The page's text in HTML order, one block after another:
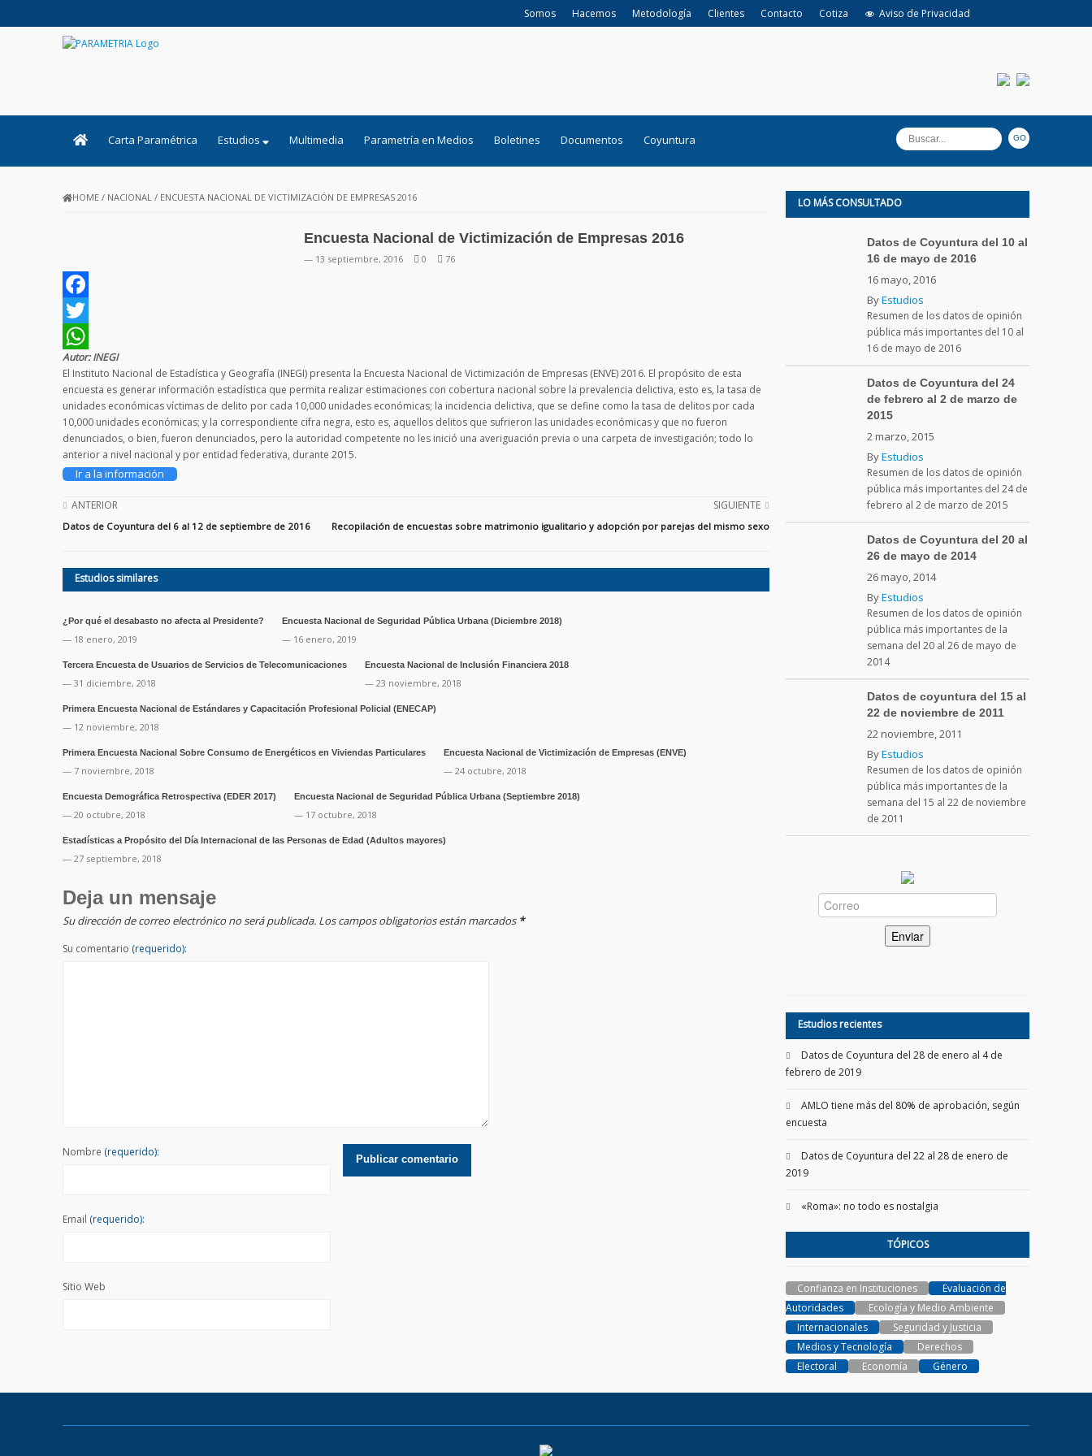
Somos Hacemos Metodología Clientes Contacto Cotiza Aviso de Privacidad
Carta Paramétrica Estudios Multimedia Parametría en Medios Boletines Documentos Coyuntura
HOME / NACIONAL / ENCUESTA NACIONAL DE VICTIMIZACIÓN DE EMPRESAS 2016
Encuesta Nacional de Victimización de Empresas 2016
— 13 septiembre, 2016 0 76
Facebook
Twitter
WhatsApp
Autor: INEGI
El Instituto Nacional de Estadística y Geografía (INEGI) presenta la Encuesta Nacional de Victimización de Empresas (ENVE) 2016. El propósito de esta
encuesta es generar información estadística que permita realizar estimaciones con cobertura nacional sobre la prevalencia delictiva, esto es, la tasa de
unidades económicas víctimas de delito por cada 10,000 unidades económicas; la incidencia delictiva, que se define como la tasa de delitos por cada
10,000 unidades económicas; y la correspondiente cifra negra, esto es, aquellos delitos que sufrieron las unidades económicas y que no fueron
denunciados, o bien, fueron denunciados, pero la autoridad competente no les inició una averiguación previa o una carpeta de investigación; todo lo
anterior a nivel nacional y por entidad federativa, durante 2015.
Ir a la información
ANTERIOR
Datos de Coyuntura del 6 al 12 de septiembre de 2016
SIGUIENTE
Recopilación de encuestas sobre matrimonio igualitario y adopción por parejas del mismo sexo
Estudios similares
¿Por qué el desabasto no afecta al Presidente?
— 18 enero, 2019
Encuesta Nacional de Seguridad Pública Urbana (Diciembre 2018)
— 16 enero, 2019
Tercera Encuesta de Usuarios de Servicios de Telecomunicaciones
— 31 diciembre, 2018
Encuesta Nacional de Inclusión Financiera 2018
— 23 noviembre, 2018
Primera Encuesta Nacional de Estándares y Capacitación Profesional Policial (ENECAP)
— 12 noviembre, 2018
Primera Encuesta Nacional Sobre Consumo de Energéticos en Viviendas Particulares
— 7 noviembre, 2018
Encuesta Nacional de Victimización de Empresas (ENVE)
— 24 octubre, 2018
Encuesta Demográfica Retrospectiva (EDER 2017)
— 20 octubre, 2018
Encuesta Nacional de Seguridad Pública Urbana (Septiembre 2018)
— 17 octubre, 2018
Estadísticas a Propósito del Día Internacional de las Personas de Edad (Adultos mayores)
— 27 septiembre, 2018
Deja un mensaje
Su dirección de correo electrónico no será publicada. Los campos obligatorios están marcados *
Su comentario (requerido):
Nombre (requerido):
Email (requerido):
Sitio Web
LO MÁS CONSULTADO
Datos de Coyuntura del 10 al
16 de mayo de 2016
16 mayo, 2016
ByEstudios
Resumen de los datos de opinión
pública más importantes del 10 al
16 de mayo de 2016
Datos de Coyuntura del 24
de febrero al 2 de marzo de
2015
2 marzo, 2015
ByEstudios
Resumen de los datos de opinión
pública más importantes del 24 de
febrero al 2 de marzo de 2015
Datos de Coyuntura del 20 al
26 de mayo de 2014
26 mayo, 2014
ByEstudios
Resumen de los datos de opinión
pública más importantes de la
semana del 20 al 26 de mayo de
2014
Datos de coyuntura del 15 al
22 de noviembre de 2011
22 noviembre, 2011
ByEstudios
Resumen de los datos de opinión
pública más importantes de la
semana del 15 al 22 de noviembre
de 2011
Estudios recientes
Datos de Coyuntura del 28 de enero al 4 de
febrero de 2019
AMLO tiene más del 80% de aprobación, según
encuesta
Datos de Coyuntura del 22 al 28 de enero de
2019
«Roma»: no todo es nostalgia
TÓPICOS
Confianza en Instituciones
Evaluación de
Autoridades
Ecología y Medio Ambiente
Internacionales
Seguridad y Justicia
Medios y Tecnología
Derechos
Electoral
Economía Género